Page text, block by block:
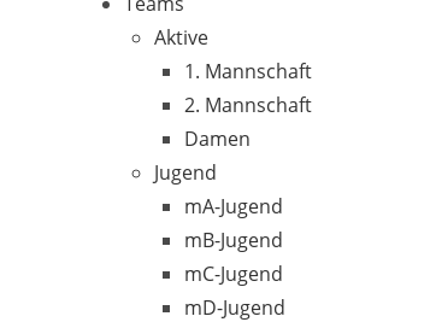
Aktive
1. Mannschaft
2. Mannschaft
Damen
Jugend
mA-Jugend
mB-Jugend
mC-Jugend
mD-Jugend